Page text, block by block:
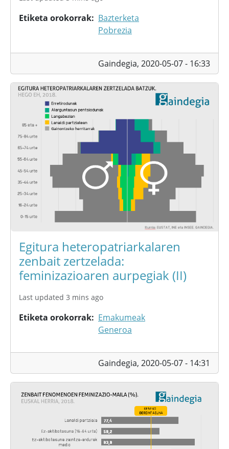
Etiketa orokorrak
Bazterketa
Pobrezia
Gaindegia, 2020-05-07 - 16:33
Egitura heteropatriarkalaren
zenbait zertzelada:
feminizazioaren aurpegiak (II)
Last updated 3 mins ago
Etiketa orokorrak
Emakumeak
Generoa
Gaindegia, 2020-05-07 - 14:31